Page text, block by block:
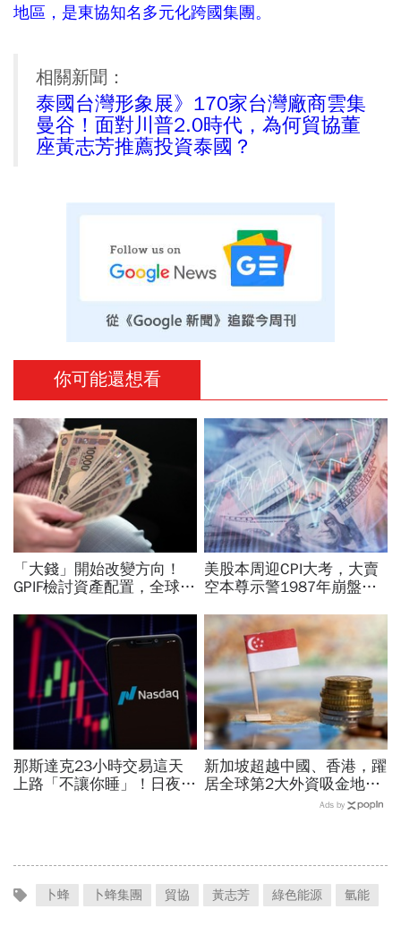
地區，是東協知名多元化跨國集團。
相關新聞：
泰國台灣形象展》170家台灣廠商雲集
曼谷！面對川普2.0時代，為何貿協董
座黃志芳推薦投資泰國？
你可能還想看
「大錢」開始改變方向！
GPIF檢討資產配置，全球資
美股本周迎CPI大考，大賣
空本尊示警1987年崩盤恐
21天提增產計畫│全球瞭
望
那斯達克23小時交易這天
上路「不讓你睡」！日夜盤
新加坡超越中國、香港，躍
居全球第2大外資吸金地！
駐星代表童振源揭密：全球
Ads by
卜蜂 卜蜂集團 貿協 黃志芳 綠色能源 氫能